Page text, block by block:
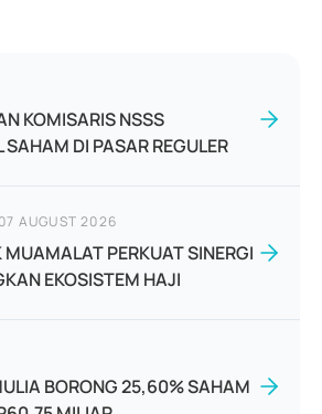
KOMISARIS NSSS
SAHAM DI PASAR REGULER
07 AUGUST 2026
PERKUAT SINERGI
EKOSISTEM HAJI
BORONG 25,60% SAHAM